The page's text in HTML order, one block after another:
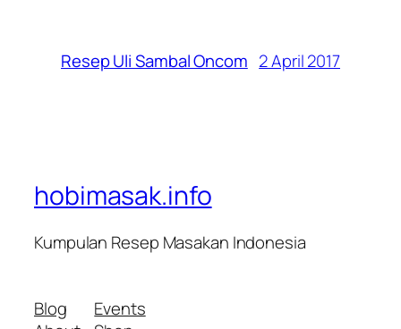
Resep Uli Sambal Oncom 2 April 2017
hobimasak.info
Kumpulan Resep Masakan Indonesia
Blog
Events